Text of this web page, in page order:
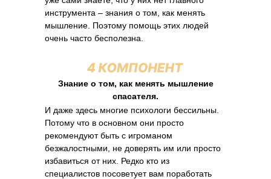
инструмента – знания о том, как менять
мышление. Поэтому помощь этих людей
очень часто бесполезна.
И даже здесь многие психологи бессильны.
Потому что в основном они просто
рекомендуют быть с игроманом
безжалостными, не доверять им или просто
избавиться от них. Редко кто из
специалистов посоветует вам поработать
Знание о том, как менять мышление
спасателя.